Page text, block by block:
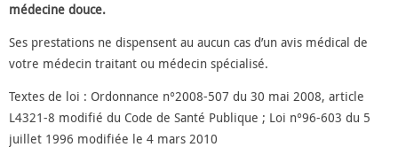
médecine douce.
Ses prestations ne dispensent au aucun cas d’un avis médical de
votre médecin traitant ou médecin spécialisé.
Textes de loi : Ordonnance n°2008-507 du 30 mai 2008, article
L4321-8 modifié du Code de Santé Publique ; Loi n°96-603 du 5
juillet 1996 modifiée le 4 mars 2010